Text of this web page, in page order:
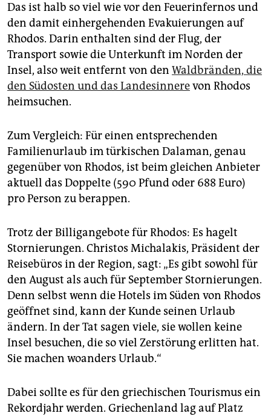
Das ist halb so viel wie vor den Feuer­infernos und
den damit einhergehenden Evakuierungen auf
Rhodos. Darin enthalten sind der Flug, der
Transport sowie die Unterkunft im Norden der
Insel, also weit entfernt von den Waldbränden, die
den Südosten und das Landesinnerevon Rhodos
heimsuchen.
Zum Vergleich: Für einen entsprechenden
Familienurlaub im türkischen Dalaman, genau
gegenüber von Rhodos, ist beim gleichen Anbieter
aktuell das Doppelte (590 Pfund oder 688 Euro)
pro Person zu berappen.
Trotz der Billigangebote für Rhodos: Es hagelt
Stornierungen. Christos Michalakis, Präsident der
Reisebüros in der Region, sagt: „Es gibt sowohl für
den August als auch für September Stornierungen.
Denn selbst wenn die Hotels im Süden von Rhodos
geöffnet sind, kann der Kunde seinen Urlaub
ändern. In der Tat sagen viele, sie wollen keine
Insel besuchen, die so viel Zerstörung erlitten hat.
Sie machen woanders Urlaub.“
Dabei sollte es für den griechischen Tourismus ein
Rekordjahr werden. Griechenland lag auf Platz